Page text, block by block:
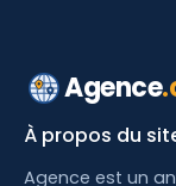
Agence
À propos du
Agence est un